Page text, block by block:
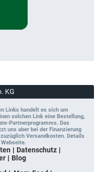
KG
Links handelt es sich um
solchen Link eine Bestellung,
Partnerprogramms. Das
uns aber bei der Finanzierung
Versandkosten. Details
Datenschutz
Blog